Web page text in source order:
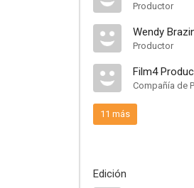
Productor
Wendy
Productor
Film4
Compañía de
11 más
Edición